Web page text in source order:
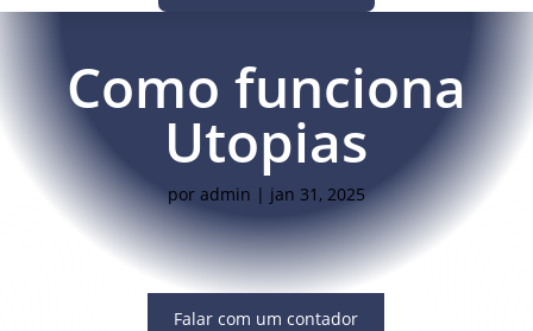
Como funciona
Utopias
por admin | jan 31, 2025
Falar com um contador